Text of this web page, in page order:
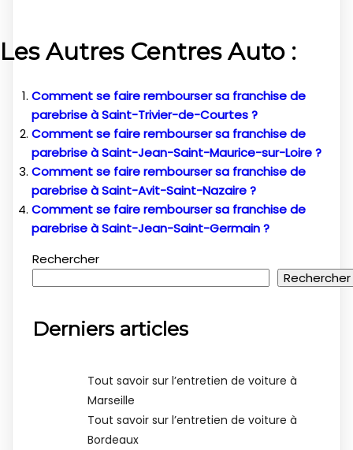
Les Autres Centres Auto :
Comment se faire rembourser sa franchise de
parebrise à Saint-Trivier-de-Courtes ?
Comment se faire rembourser sa franchise de
parebrise à Saint-Jean-Saint-Maurice-sur-Loire ?
Comment se faire rembourser sa franchise de
parebrise à Saint-Avit-Saint-Nazaire ?
Comment se faire rembourser sa franchise de
parebrise à Saint-Jean-Saint-Germain ?
Rechercher
Rechercher
Derniers articles
Tout savoir sur l’entretien de voiture à
Marseille
Tout savoir sur l’entretien de voiture à
Bordeaux